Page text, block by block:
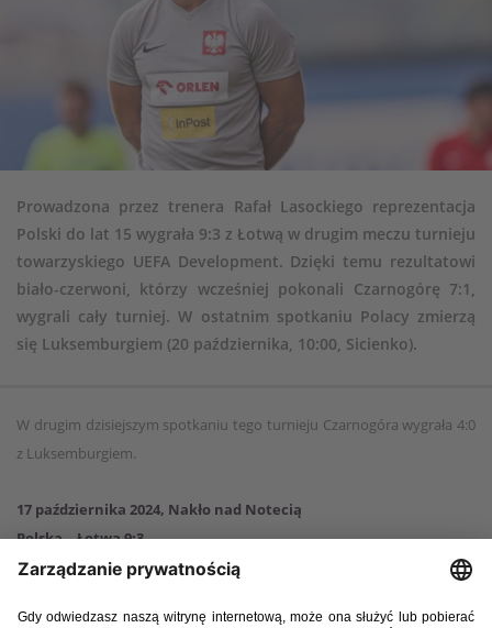
Prowadzona przez trenera Rafał Lasockiego reprezentacja
Polski do lat 15 wygrała 9:3 z Łotwą w drugim meczu turnieju
towarzyskiego UEFA Development. Dzięki temu rezultatowi
biało-czerwoni, którzy wcześniej pokonali Czarnogórę 7:1,
wygrali cały turniej. W ostatnim spotkaniu Polacy zmierzą
się Luksemburgiem (20 października, 10:00, Sicienko).
W drugim dzisiejszym spotkaniu tego turnieju Czarnogóra wygrała 4:0
z Luksemburgiem.
17 października 2024, Nakło nad Notecią
Polska – Łotwa 9:3
Bramki: Adam Garwoliński 7, 38, 42, 49, 68, Tobiasz Nowakowski 10,
Henrijs Igo Japiņš 69, Miroslavs Mogiļevičs 71